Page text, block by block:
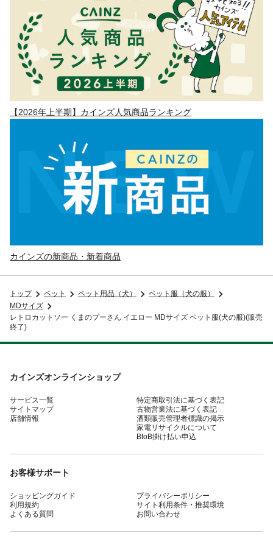
【2026年上半期】カインズ人気商品ランキング
カインズの新商品・新着商品
トップ ペット ペット用品（犬）
ペット服（犬の服）
MDサイズ
レトロカットソー くまのプーさん イエロー MDサイズ ペット服(犬の服)(販売
終了)
カインズオンラインショップ
サービス一覧
サイトマップ
店舗情報
特定商取引法に基づく表記
古物営業法に基づく表記
酒類販売管理者標識の掲示
家電リサイクルについて
BtoB掛け払い申込
お客様サポート
ショッピングガイド
利用規約
よくある質問
プライバシーポリシー
サイト利用条件・推奨環境
お問い合わせ